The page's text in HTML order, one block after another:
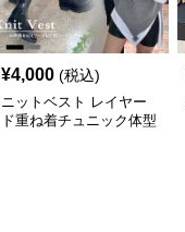
¥4,000 (税込)
ニットベスト レイヤー
ド重ね着チュニック体型